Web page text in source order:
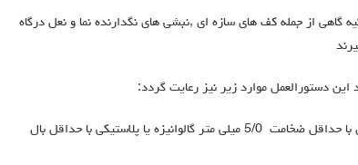
گاهی از جمله کف های سازه ای ,نبشی هاي نگدارنده نما و نعل درگاه
10الف-: درزپوش درتراز پی :یک درزپوش با حداقل ضخامت 5/0 میلی متر گالوانیزه یا پلاستیکی با حداقل بال